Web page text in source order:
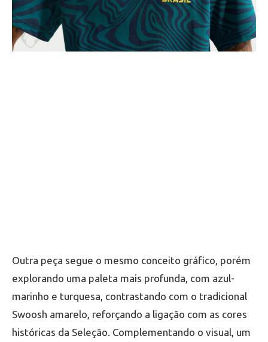
Outra peça segue o mesmo conceito gráfico, porém
explorando uma paleta mais profunda, com azul-
marinho e turquesa, contrastando com o tradicional
Swoosh amarelo, reforçando a ligação com as cores
históricas da Seleção. Complementando o visual, um